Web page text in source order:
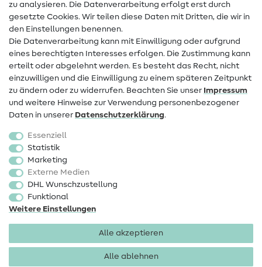
Infos zum Betreiberwechsel
Widerrufsrecht
Beliebt
Stoffe
Sale
Schnittmuster
zu analysieren. Die Datenverarbeitung erfolgt erst durch
gesetzte Cookies. Wir teilen diese Daten mit Dritten, die wir in
den Einstellungen benennen.
Die Datenverarbeitung kann mit Einwilligung oder aufgrund
eines berechtigten Interesses erfolgen. Die Zustimmung kann
erteilt oder abgelehnt werden. Es besteht das Recht, nicht
einzuwilligen und die Einwilligung zu einem späteren Zeitpunkt
zu ändern oder zu widerrufen. Beachten Sie unser Impressum
und weitere Hinweise zur Verwendung personenbezogener
Daten in unserer Daten­schutz­erklärung.
Essenziell
Statistik
Marketing
Externe Medien
DHL Wunschzustellung
Funktional
Weitere Einstellungen
Alle akzeptieren
Alle ablehnen
Impressum Datenschutz
AGB